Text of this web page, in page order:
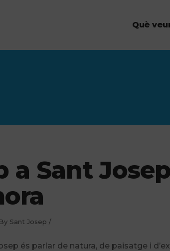
Què
a Sant
By Sant Josep
és parlar de natura, de paisatge i